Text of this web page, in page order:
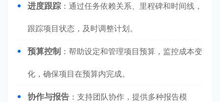
进度跟踪 ：通过任务依赖关系、里程碑和时间线，
跟踪项目状态，及时调整计划。
预算控制 ：帮助设定和管理项目预算，监控成本变
化，确保项目在预算内完成。
协作与报告 ：支持团队协作，提供多种报告模